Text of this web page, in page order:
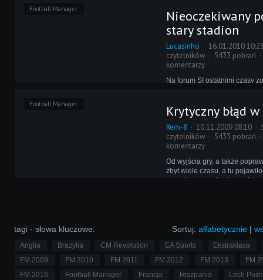
porażka, by media oraz
spekulować o zmianie na
Jak ta sytuacja została
ie?
Football Manager
Nieoczekiwany
stary stadion
Lucasinho
16.01.2010
czytelników
5433 pobrań
komentarzy
Na forum SI ostatnimi czasy
Wszystkiemu powinien
który zostanie wydany
okolicach połowy lutego.
Football Manager Krytyczny błąd
Rem-8 10.11.2009 08:10
czytelników
5433 pobrań
komentarzy
Od wyjścia gry, a także
zbyt wiele czasu, a tu
poważne zagrożenie ze
Sortuj: alfabetycznie |
tagi - słowa kluczowe:
Anglia Brazylia CM Revolution EA Sports
Ekstraklasa
FM 2009
FM 2010 FM 2011 FM 2012 FM 2013
FM
FM 2016
Football Manager Francja Hiszpania
Lech